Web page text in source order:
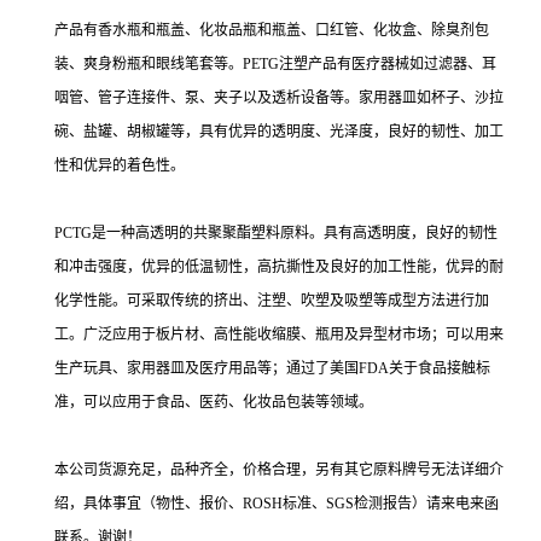
产品有香水瓶和瓶盖、化妆品瓶和瓶盖、口红管、化妆盒、除臭剂包
装、爽身粉瓶和眼线笔套等。PETG注塑产品有医疗器械如过滤器、耳
咽管、管子连接件、泵、夹子以及透析设备等。家用器皿如杯子、沙拉
碗、盐罐、胡椒罐等，具有优异的透明度、光泽度，良好的韧性、加工
性和优异的着色性。
PCTG是一种高透明的共聚聚酯塑料原料。具有高透明度，良好的韧性
和冲击强度，优异的低温韧性，高抗撕性及良好的加工性能，优异的耐
化学性能。可采取传统的挤出、注塑、吹塑及吸塑等成型方法进行加
工。广泛应用于板片材、高性能收缩膜、瓶用及异型材市场；可以用来
生产玩具、家用器皿及医疗用品等；通过了美国FDA关于食品接触标
准，可以应用于食品、医药、化妆品包装等领域。
本公司货源充足，品种齐全，价格合理，另有其它原料牌号无法详细介
绍，具体事宜（物性、报价、ROSH标准、SGS检测报告）请来电来函
联系。谢谢！